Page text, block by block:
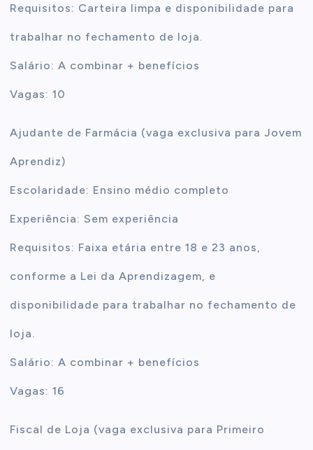
Requisitos: Carteira limpa e disponibilidade para
trabalhar no fechamento de loja.
Salário: A combinar + benefícios
Vagas: 10
Ajudante de Farmácia (vaga exclusiva para Jovem
Aprendiz)
Escolaridade: Ensino médio completo
Experiência: Sem experiência
Requisitos: Faixa etária entre 18 e 23 anos,
conforme a Lei da Aprendizagem, e
disponibilidade para trabalhar no fechamento de
loja.
Salário: A combinar + benefícios
Vagas: 16
Fiscal de Loja (vaga exclusiva para Primeiro